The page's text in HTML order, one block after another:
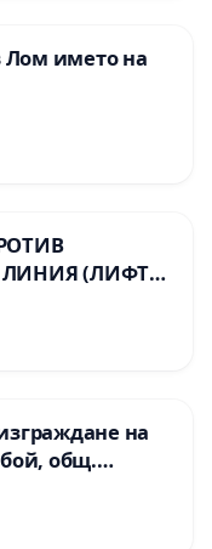
Лом името на
ЛИНИЯ (ЛИФТ)
на
общ.